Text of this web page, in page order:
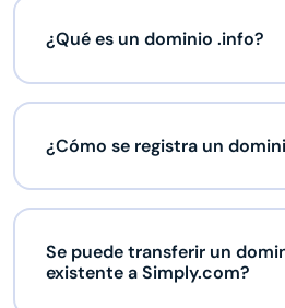
¿Qué es un dominio .info?
¿Cómo se registra un
Se puede transferir un
existente a Simply.com?